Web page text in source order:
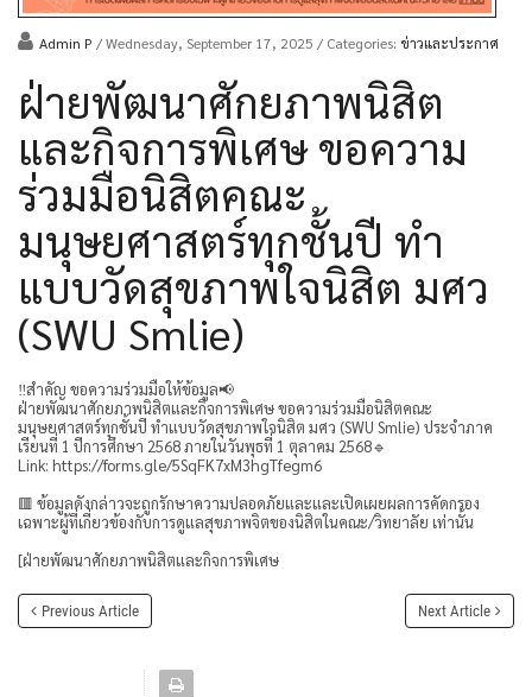
Admin P / Wednesday, September 17, 2025 / Categories: ข่าวและประกาศ
ฝ่ายพัฒนาศักยภาพนิสิต
และกิจการพิเศษ ขอความ
ร่วมมือนิสิตคณะ
มนุษยศาสตร์ทุกชั้นปี ทำ
แบบวัดสุขภาพใจนิสิต มศว
(SWU Smlie)
‼️สำคัญ ขอความร่วมมือให้ข้อมูล📢
ฝ่ายพัฒนาศักยภาพนิสิตและกิจการพิเศษ ขอความร่วมมือนิสิตคณะ
มนุษยศาสตร์ทุกชั้นปี ทำแบบวัดสุขภาพใจนิสิต มศว (SWU Smlie) ประจำภาค
เรียนที่ 1 ปีการศึกษา 2568 ภายในวันพุธที่ 1 ตุลาคม 2568🔹
Link: https://forms.gle/5SqFK7xM3hgTfegm6
🟥 ข้อมูลดังกล่าวจะถูกรักษาความปลอดภัยและและเปิดเผยผลการคัดกรอง
เฉพาะผู้ที่เกี่ยวข้องกับการดูแลสุขภาพจิตของนิสิตในคณะ/วิทยาลัย เท่านั้น
[ฝ่ายพัฒนาศักยภาพนิสิตและกิจการพิเศษ
Previous Article Next Article